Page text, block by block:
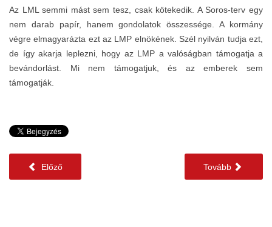
Az LML semmi mást sem tesz, csak kötekedik. A Soros-terv egy
nem darab papír, hanem gondolatok összessége. A kormány
végre elmagyarázta ezt az LMP elnökének. Szél nyilván tudja ezt,
de így akarja leplezni, hogy az LMP a valóságban támogatja a
bevándorlást. Mi nem támogatjuk, és az emberek sem
támogatják.
Előző Tovább